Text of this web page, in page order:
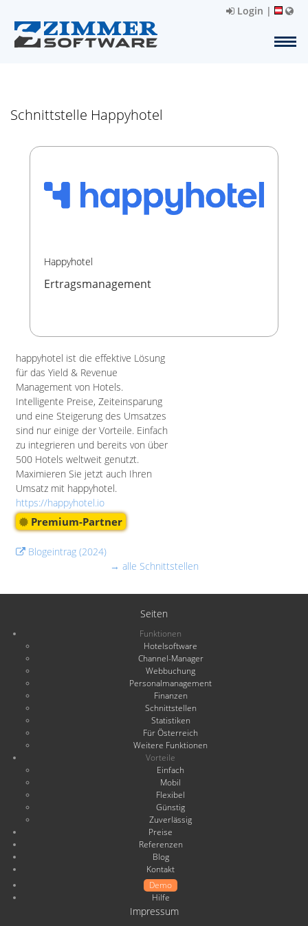
Login |
Schnittstelle Happyhotel
Happyhotel
Ertragsmanagement
happyhotel ist die effektive Lösung
für das Yield & Revenue
Management von Hotels.
Intelligente Preise, Zeiteinsparung
und eine Steigerung des Umsatzes
sind nur einige der Vorteile. Einfach
zu integrieren und bereits von über
500 Hotels weltweit genutzt.
Maximieren Sie jetzt auch Ihren
Umsatz mit happyhotel.
https://happyhotel.io
Premium-Partner
Blogeintrag (2024)
→ alle Schnittstellen
Seiten
Funktionen
Hotelsoftware
Channel-Manager
Webbuchung
Personalmanagement
Finanzen
Schnittstellen
Statistiken
Für Österreich
Weitere Funktionen
Vorteile
Einfach
Mobil
Flexibel
Günstig
Zuverlässig
Preise
Referenzen
Blog
Kontakt
Demo
Hilfe
Impressum